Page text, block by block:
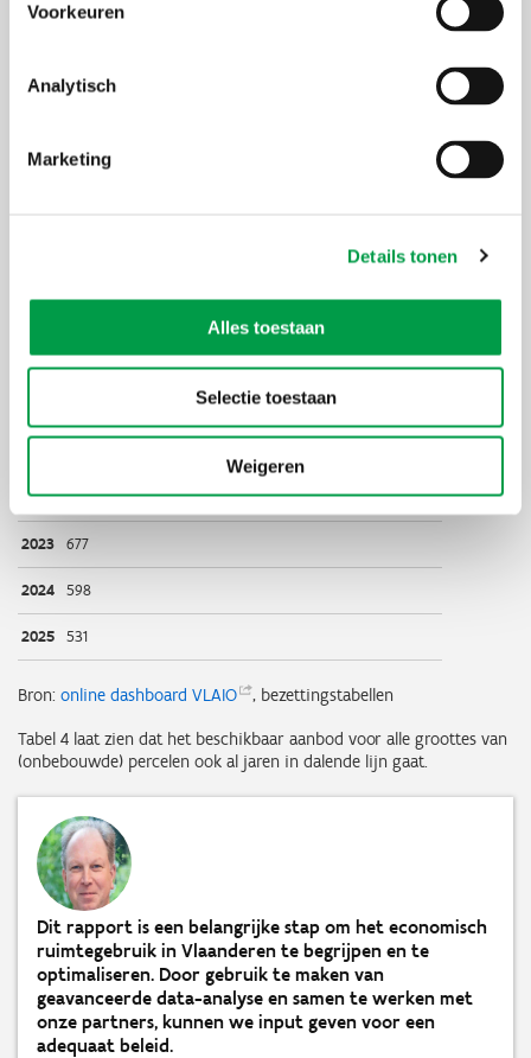
Voorkeuren
Analytisch
Marketing
Details tonen
Alles toestaan
Selectie toestaan
Weigeren
Evolutie onbebouwd effectief beschikbaar
aanbod (ha)
Jaar Oppervlakte (ha) onbebouwd beschikbaar aanbod
2022 745
2023 677
2024 598
2025 531
Bron: online dashboard VLAIO , bezettingstabellen
Tabel 4 laat zien dat het beschikbaar aanbod voor alle groottes van
(onbebouwde) percelen ook al jaren in dalende lijn gaat.
Dit rapport is een belangrijke stap om het economisch
ruimtegebruik in Vlaanderen te begrijpen en te
optimaliseren. Door gebruik te maken van
geavanceerde data-analyse en samen te werken met
onze partners, kunnen we input geven voor een
adequaat beleid.